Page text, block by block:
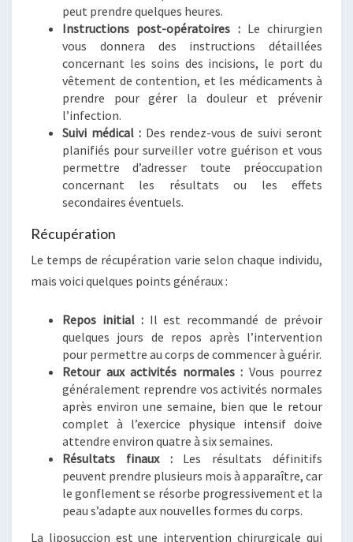
peut prendre quelques heures.
Instructions post-opératoires :Le chirurgien
vous donnera des instructions détaillées
concernant les soins des incisions, le port du
vêtement de contention, et les médicaments à
prendre pour gérer la douleur et prévenir
l’infection.
Suivi médical :Des rendez-vous de suivi seront
planifiés pour surveiller votre guérison et vous
permettre d’adresser toute préoccupation
concernant les résultats ou les effets
secondaires éventuels.
Récupération
Le temps de récupération varie selon chaque individu,
mais voici quelques points généraux :
Repos initial :Il est recommandé de prévoir
quelques jours de repos après l’intervention
pour permettre au corps de commencer à guérir.
Retour aux activités normales : Vous pourrez
généralement reprendre vos activités normales
après environ une semaine, bien que le retour
complet à l’exercice physique intensif doive
attendre environ quatre à six semaines.
Résultats finaux :Les résultats définitifs
peuvent prendre plusieurs mois à apparaître, car
le gonflement se résorbe progressivement et la
peau s’adapte aux nouvelles formes du corps.
La liposuccion est une intervention chirurgicale qui